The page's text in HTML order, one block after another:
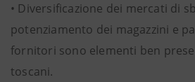
• Diversificazione dei mercati di
potenziamento dei magazzini e
fornitori sono elementi ben
toscani.